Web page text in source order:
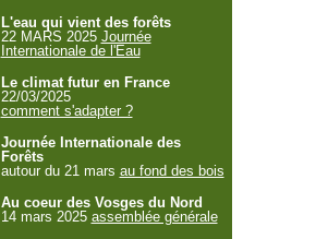
L'eau qui vient des forêts
22 MARS 2025 Journée
Internationale de l'Eau
Le climat futur en France
22/03/2025
comment s'adapter ?
Journée Internationale des
Forêts
autour du 21 mars au fond des bois
Au coeur des Vosges du Nord
14 mars 2025 assemblée générale